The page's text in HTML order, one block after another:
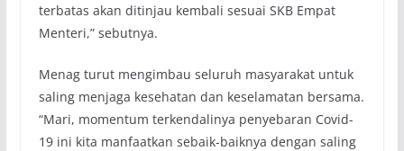
terbatas akan ditinjau kembali sesuai SKB Empat
Menteri,” sebutnya.
Menag turut mengimbau seluruh masyarakat untuk
saling menjaga kesehatan dan keselamatan bersama.
“Mari, momentum terkendalinya penyebaran Covid-
19 ini kita manfaatkan sebaik-baiknya dengan saling